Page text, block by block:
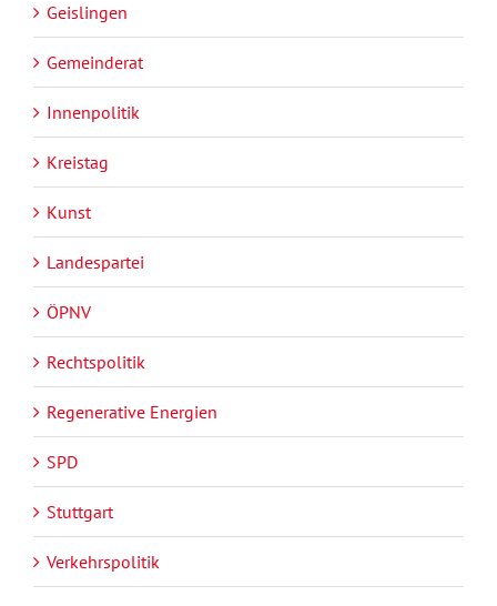
Geislingen
Gemeinderat
Innenpolitik
Kreistag
Kunst
Landespartei
ÖPNV
Rechtspolitik
Regenerative Energien
SPD
Stuttgart
Verkehrspolitik